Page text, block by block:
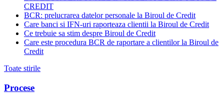
CREDIT
BCR: prelucrarea datelor personale la Biroul de Credit
Care banci si IFN-uri raporteaza clientii la Biroul de Credit
Ce trebuie sa stim despre Biroul de Credit
Care este procedura BCR de raportare a clientilor la Biroul de
Credit
Toate stirile
Procese